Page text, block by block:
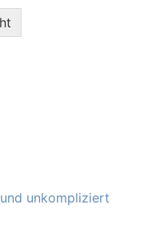
unkompliziert